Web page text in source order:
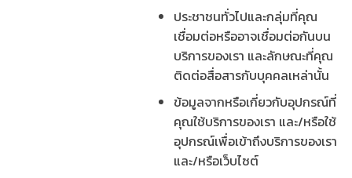
ประชาชนทั่วไปและกลุ่มที่คุณ
เชื่อมต่อหรืออาจเชื่อมต่อกันบน
บริการของเรา และลักษณะที่คุณ
ติดต่อสื่อสารกับบุคคลเหล่านั้น
ข้อมูลจากหรือเกี่ยวกับอุปกรณ์ที่
คุณใช้บริการของเรา และ/หรือใช้
อุปกรณ์เพื่อเข้าถึงบริการของเรา
และ/หรือเว็บไซต์